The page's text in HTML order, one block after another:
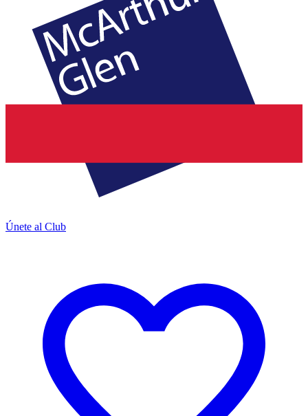
Únete al Club